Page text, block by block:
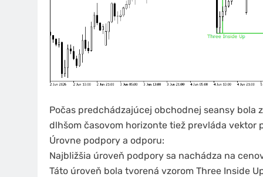
Počas predchádzajúcej obchodnej seansy bola
dlhšom časovom horizonte tiež prevláda vektor
Úrovne podpory a odporu:
Najbližšia úroveň podpory sa nachádza na
Táto úroveň bola tvorená vzorom Three Inside